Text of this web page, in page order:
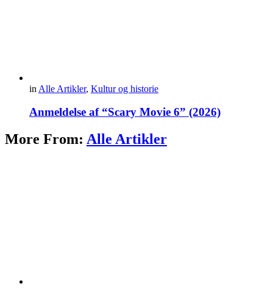
in Alle Artikler, Kultur og historie
Anmeldelse af “Scary Movie 6” (2026)
More From: Alle Artikler